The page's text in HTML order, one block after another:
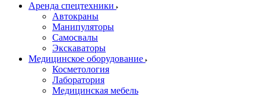
Аренда спецтехники
Автокраны
Манипуляторы
Самосвалы
Экскаваторы
Медицинское оборудование
Косметология
Лаборатория
Медицинская мебель